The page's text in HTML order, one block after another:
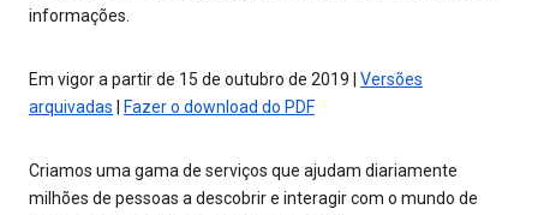
informações.
Em vigor a partir de 15 de outubro de 2019 | Versões
arquivadas
Fazer o download do PDF
Criamos uma gama de serviços que ajudam diariamente
milhões de pessoas a descobrir e interagir com o mundo de